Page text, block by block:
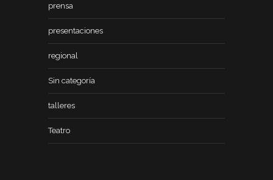
prensa
presentaciones
regional
Sin categoría
talleres
Teatro